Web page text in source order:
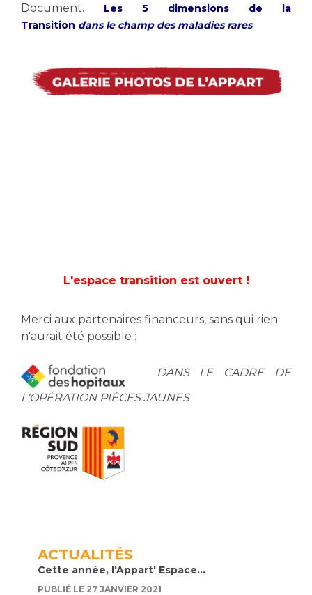
Document. Les 5 dimensions de la
Transition dans le champ des maladies rares
L'espace transition est ouvert !
Merci aux partenaires financeurs, sans qui rien
n'aurait été possible :
DANS LE CADRE DE
L'OPÉRATION PIÈCES JAUNES
ACTUALITÉS
Cette année, l'Appart' Espace...
PUBLIÉ LE 27 JANVIER 2021